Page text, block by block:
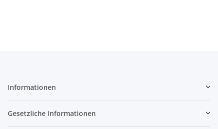
Informationen
Gesetzliche Informationen